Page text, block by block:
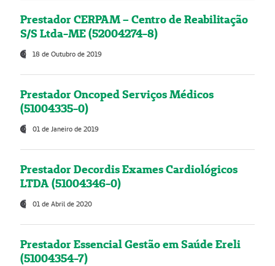
Prestador CERPAM – Centro de Reabilitação
S/S Ltda-ME (52004274-8)
18 de Outubro de 2019
Prestador Oncoped Serviços Médicos
(51004335-0)
01 de Janeiro de 2019
Prestador Decordis Exames Cardiológicos
LTDA (51004346-0)
01 de Abril de 2020
Prestador Essencial Gestão em Saúde Ereli
(51004354-7)